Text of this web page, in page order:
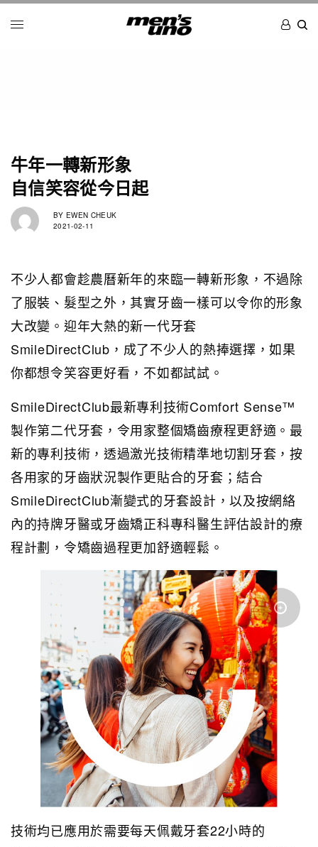
牛年一轉新形象
自信笑容從今日起
BY EWEN CHEUK
2021-02-11
不少人都會趁農曆新年的來臨一轉新形象，不過除
了服裝、髮型之外，其實牙齒一樣可以令你的形象
大改變。迎年大熱的新一代牙套
SmileDirectClub，成了不少人的熱捧選擇，如果
你都想令笑容更好看，不如都試試。
SmileDirectClub最新專利技術Comfort Sense™
製作第二代牙套，令用家整個矯齒療程更舒適。最
新的專利技術，透過激光技術精準地切割牙套，按
各用家的牙齒狀況製作更貼合的牙套；結合
SmileDirectClub漸變式的牙套設計，以及按網絡
內的持牌牙醫或牙齒矯正科專科醫生評估設計的療
程計劃，令矯齒過程更加舒適輕鬆。
技術均已應用於需要每天佩戴牙套22小時的